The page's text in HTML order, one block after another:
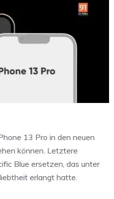
13 Pro in den neuen
können. Letztere
Blue ersetzen, das unter
erlangt hatte.